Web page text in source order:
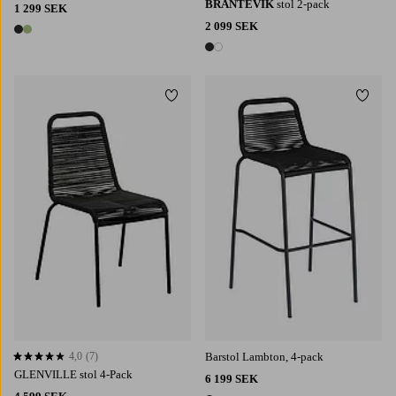
1 299 SEK
2 färger
BRANTEVIK stol 2-pack
2 099 SEK
2 färger
GLENVILLE stol 4-Pack
4,0 baserat på 7 st betyg
4,0 (7)
Lägg till i favoriter
Barstol Lambton, 4-pack
6 199 SEK
Lägg